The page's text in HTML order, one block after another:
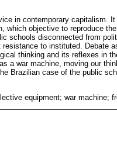
in contemporary capitalism.
which objective to reproduce
schools disconnected from
to instituted. Debate
thinking and its reflexes in
a war machine, moving our
Brazilian case of the public
equipment; war machine;